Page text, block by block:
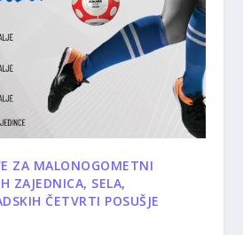
ZA MALONOGOMETNI
ZAJEDNICA, SELA,
ČETVRTI POSUŠJE